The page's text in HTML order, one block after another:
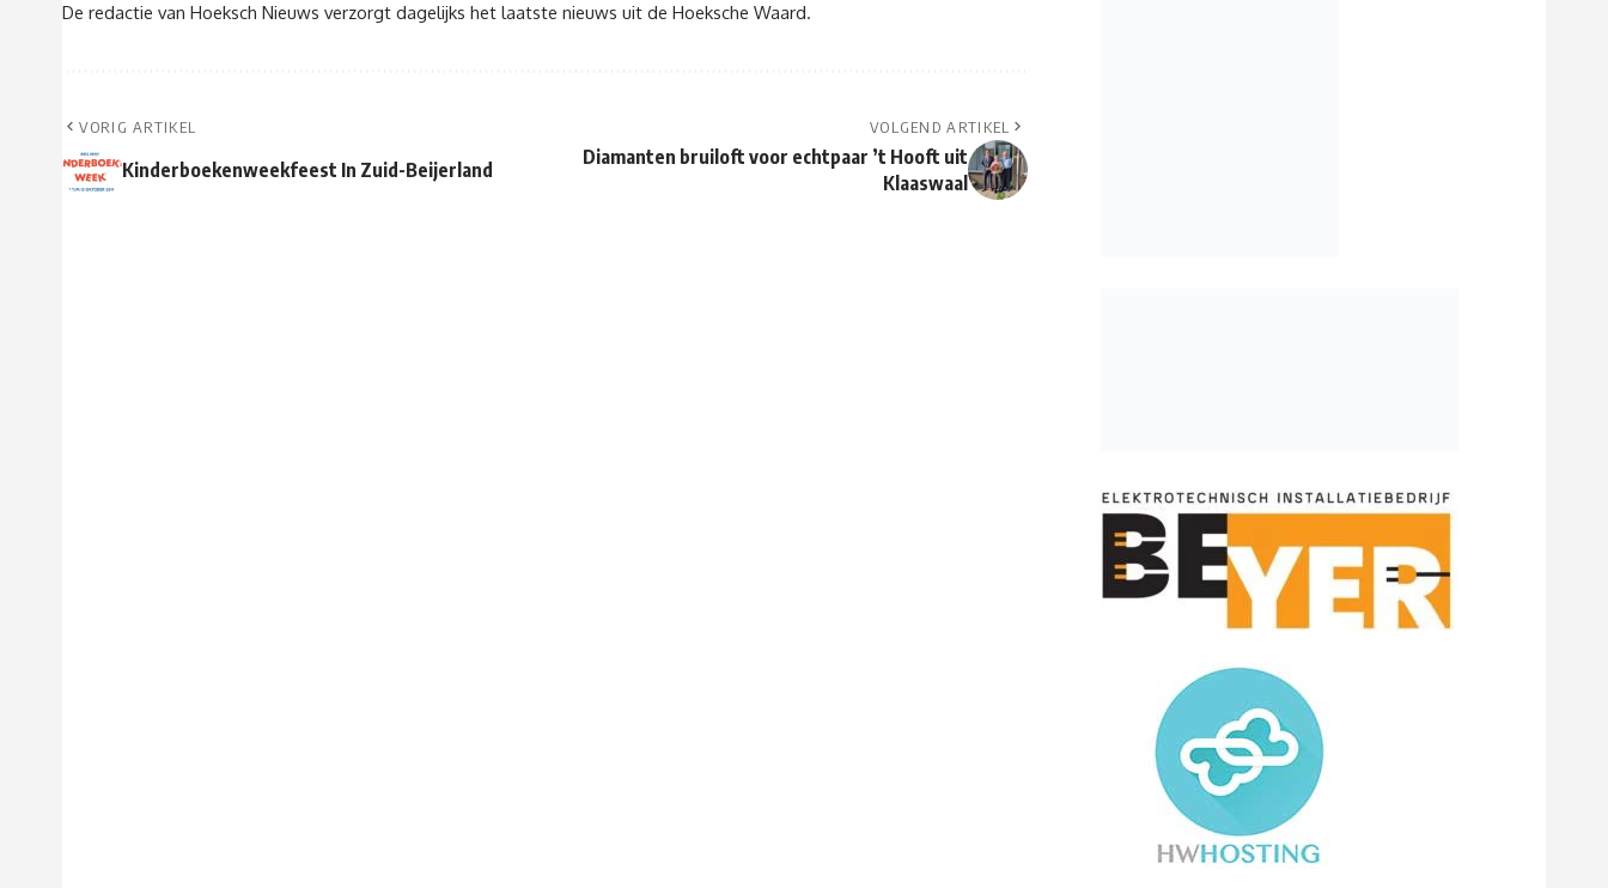
De redactie van Hoeksch Nieuws verzorgt dagelijks het laatste nieuws uit de Hoeksche Waard.
VORIG ARTIKEL
Kinderboekenweekfeest In Zuid-Beijerland
VOLGEND ARTIKEL
Diamanten bruiloft voor echtpaar ’t Hooft uit
Klaaswaal